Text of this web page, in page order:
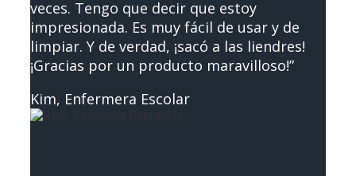
veces. Tengo que decir que estoy
impresionada. Es muy fácil de usar y de
limpiar. Y de verdad, ¡sacó a las liendres!
¡Gracias por un producto maravilloso!”
Kim, Enfermera Escolar